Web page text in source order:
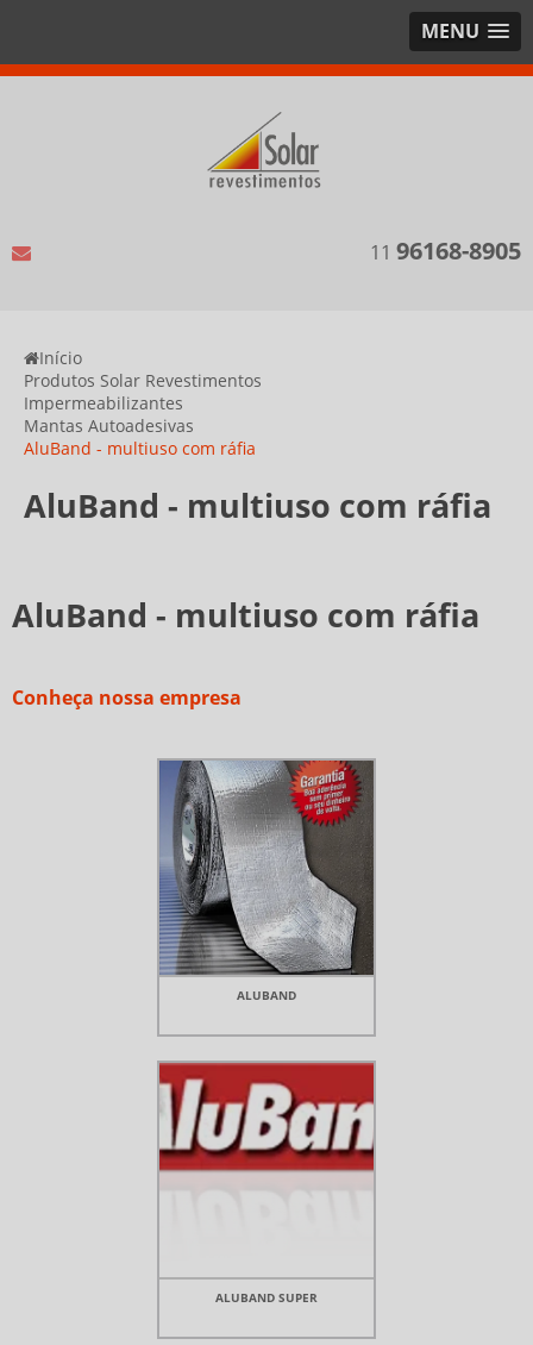
MENU
11 96168-8905
Início
Produtos Solar Revestimentos
Impermeabilizantes
Mantas Autoadesivas
AluBand - multiuso com ráfia
AluBand - multiuso com ráfia
AluBand - multiuso com ráfia
Conheça nossa empresa
ALUBAND
ALUBAND SUPER